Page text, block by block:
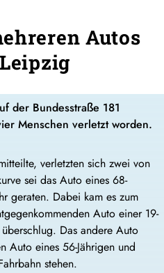
Autos
der Bundesstraße 181
Menschen verletzt worden.
verletzten sich zwei von
sei das Auto eines 68-
geraten. Dabei kam es zum
Auto einer 19-
Das andere Auto
Auto eines 56-Jährigen und
stehen.